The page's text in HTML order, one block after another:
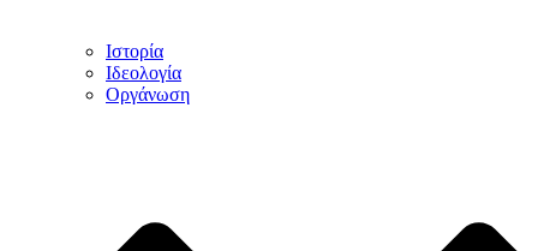
Ιστορία
Ιδεολογία
Οργάνωση